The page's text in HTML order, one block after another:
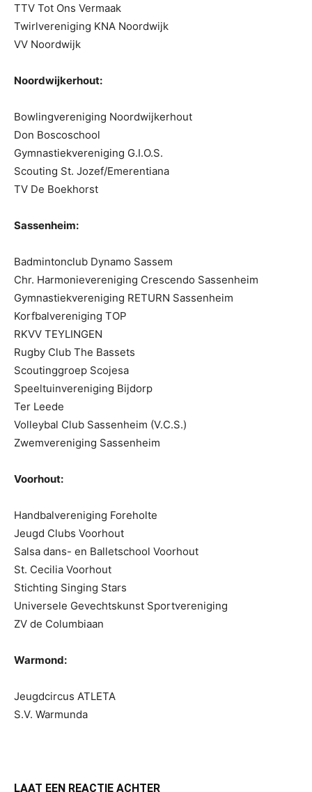
TTV Tot Ons Vermaak
Twirlvereniging KNA Noordwijk
VV Noordwijk
Noordwijkerhout:
Bowlingvereniging Noordwijkerhout
Don Boscoschool
Gymnastiekvereniging G.I.O.S.
Scouting St. Jozef/Emerentiana
TV De Boekhorst
Sassenheim:
Badmintonclub Dynamo Sassem
Chr. Harmonievereniging Crescendo Sassenheim
Gymnastiekvereniging RETURN Sassenheim
Korfbalvereniging TOP
RKVV TEYLINGEN
Rugby Club The Bassets
Scoutinggroep Scojesa
Speeltuinvereniging Bijdorp
Ter Leede
Volleybal Club Sassenheim (V.C.S.)
Zwemvereniging Sassenheim
Voorhout:
Handbalvereniging Foreholte
Jeugd Clubs Voorhout
Salsa dans- en Balletschool Voorhout
St. Cecilia Voorhout
Stichting Singing Stars
Universele Gevechtskunst Sportvereniging
ZV de Columbiaan
Warmond:
Jeugdcircus ATLETA
S.V. Warmunda
LAAT EEN REACTIE ACHTER